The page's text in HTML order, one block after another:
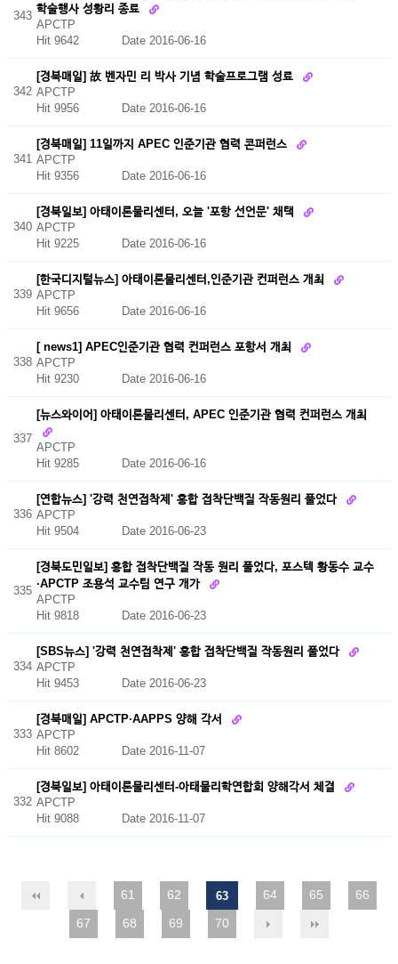
343
학술행사 성황리 종료
APCTP
Hit 9642 Date 2016-06-16
342
[경북매일] 故 벤자민 리 박사 기념 학술프로그램 성료
APCTP
Hit 9956
Date 2016-06-16
341
[경북매일] 11일까지 APEC 인준기관 협력 콘퍼런스
APCTP
Hit 9356
Date 2016-06-16
340
[경북일보] 아태이론물리센터, 오늘 '포항 선언문' 채택
APCTP
Hit 9225
Date 2016-06-16
339
[한국디지털뉴스] 아태이론물리센터,인준기관 컨퍼런스 개최
APCTP
Hit 9656
Date 2016-06-16
338
[ news1] APEC인준기관 협력 컨퍼런스 포항서 개최
APCTP
Hit 9230
Date 2016-06-16
337
[뉴스와이어] 아태이론물리센터, APEC 인준기관 협력 컨퍼런스 개최
APCTP
Hit 9285 Date 2016-06-16
336
[연합뉴스] '강력 천연접착제' 홍합 접착단백질 작동원리 풀었다
APCTP
Hit 9504
Date 2016-06-23
335
[경북도민일보] 홍합 접착단백질 작동 원리 풀었다, 포스텍 황동수 교수
·APCTP 조용석 교수팀 연구 개가
APCTP
Hit 9818 Date 2016-06-23
334
[SBS뉴스] '강력 천연접착제' 홍합 접착단백질 작동원리 풀었다
APCTP
Hit 9453
Date 2016-06-23
333
[경북매일] APCTP·AAPPS 양해 각서
APCTP
Hit 8602
Date 2016-11-07
332
[경북일보] 아태이론물리센터-아태물리학연합회 양해각서 체결
APCTP
Hit 9088
Date 2016-11-07
61 62 63 64 65
66
67
68 69 70